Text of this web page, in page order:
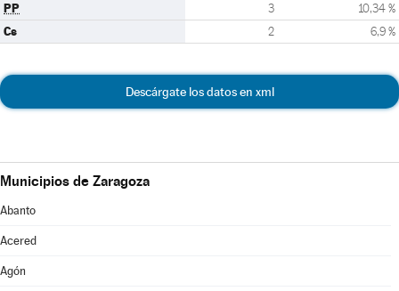
PP 3 10,34 %
Cs 2 6,9 %
Descárgate los datos en xml
Municipios de Zaragoza
Abanto
Acered
Agón